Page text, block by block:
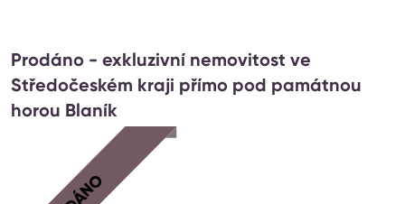
Prodáno - exkluzivní nemovitost ve
Středočeském kraji přímo pod památnou
horou Blaník